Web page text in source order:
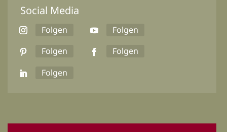
Social Media
Folgen
Folgen
Folgen
Folgen
Folgen